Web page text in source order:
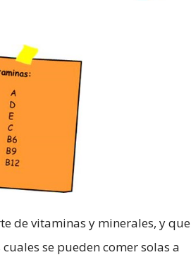
de vitaminas y minerales, y que
cuales se pueden comer solas a